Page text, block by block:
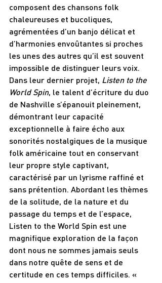
composent des chansons folk
chaleureuses et bucoliques,
agrémentées d’un banjo délicat et
d’harmonies envoûtantes si proches
les unes des autres qu’il est souvent
impossible de distinguer leurs voix.
Dans leur dernier projet, Listen to the
World Spin , le talent d’écriture du duo
de Nashville s’épanouit pleinement,
démontrant leur capacité
exceptionnelle à faire écho aux
sonorités nostalgiques de la musique
folk américaine tout en conservant
leur propre style captivant,
caractérisé par un lyrisme raffiné et
sans prétention. Abordant les thèmes
de la solitude, de la nature et du
passage du temps et de l’espace,
Listen to the World Spin est une
magnifique exploration de la façon
dont nous ne sommes jamais seuls
dans notre quête de sens et de
certitude en ces temps difficiles. «